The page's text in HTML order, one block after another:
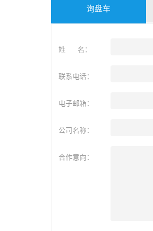
询盘车
姓 名：
联系电话：
电子邮箱：
公司名称：
合作意向：